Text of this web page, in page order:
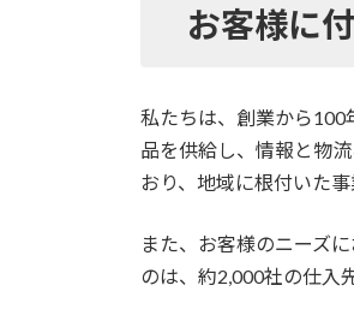
お客様に
私たちは、創業から100
品を供給し、情報と物
おり、地域に根付いた事
また、お客様のニーズ
のは、約2,000社の仕入